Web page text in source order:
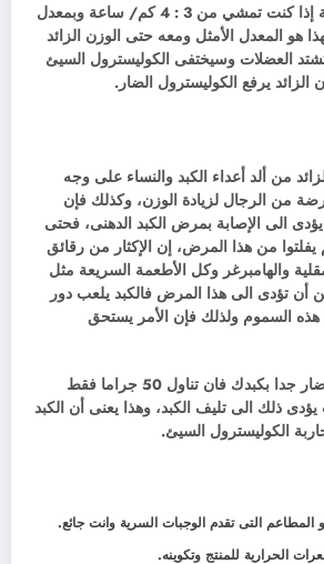
120 خطوة فى الدقيقة إذا كنت تمشي من 3 : 4 كم/ ساعة وبمعدل
فهذا هو المعدل الأمثل ومعه حتى الوزن الزائد
العضلات وسيختفى الكوليسترول السيئ
الزائد يرفع الكوليسترول الضار.
من ألد أعداء الكبد والنساء على وجه
من الرجال لزيادة الوزن، وكذلك فإن
الى الإصابة بمرض الكبد الدهنى، فحتى
يفلتوا من هذا المرض، إن الإكثار من رقائق
والهامبرغر وكل الأطعمة السريعة مثل
أن تؤدى الى هذا المرض فالكبد يلعب دور
السموم ولذلك فإن الأمر يستحق
هو ضار جدا بكبدك فان تناول 50 جراما فقط
10 سنوات يؤدى ذلك الى تليف الكبد، وهذا يعنى أن الكبد
الكوليسترول السيئ.
المطاعم التى تقدم الوجبات السرية وانت جائع.
الحرارية للمنتج وتكوينه.